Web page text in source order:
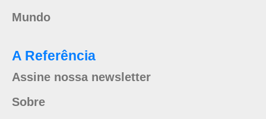
Mundo
A Referência
Assine nossa newsletter
Sobre